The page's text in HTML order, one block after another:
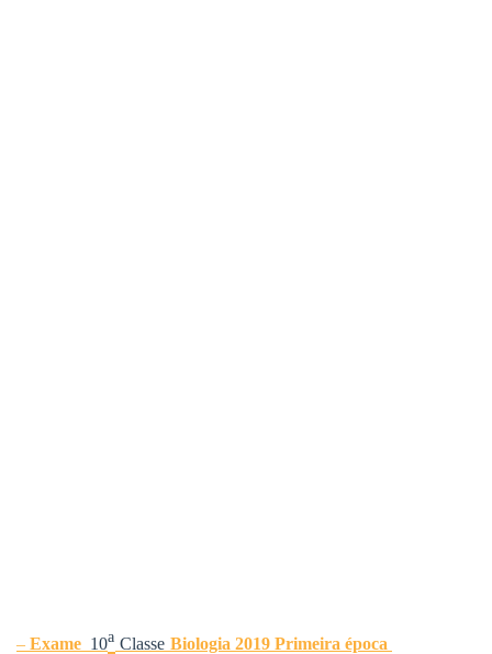
– Exame 10ᵃ Classe Biologia 2019 Primeira época